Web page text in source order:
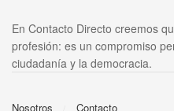
En Contacto Directo creemos
profesión: es un compromiso
ciudadanía y la democracia.
Nosotros Contacto